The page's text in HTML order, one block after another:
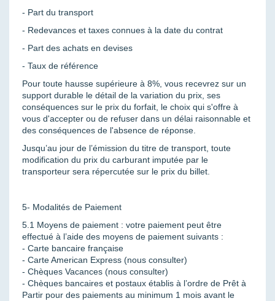
- Part du transport
- Redevances et taxes connues à la date du contrat
- Part des achats en devises
- Taux de référence
Pour toute hausse supérieure à 8%, vous recevrez sur un
support durable le détail de la variation du prix, ses
conséquences sur le prix du forfait, le choix qui s'offre à
vous d'accepter ou de refuser dans un délai raisonnable et
des conséquences de l'absence de réponse.
Jusqu’au jour de l’émission du titre de transport, toute
modification du prix du carburant imputée par le
transporteur sera répercutée sur le prix du billet.
5- Modalités de Paiement
5.1 Moyens de paiement : votre paiement peut être
effectué à l’aide des moyens de paiement suivants :
- Carte bancaire française
- Carte American Express (nous consulter)
- Chèques Vacances (nous consulter)
- Chèques bancaires et postaux établis à l’ordre de Prêt à
Partir pour des paiements au minimum 1 mois avant le